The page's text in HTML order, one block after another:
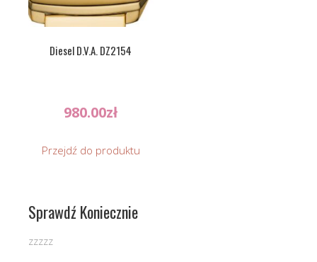
Diesel D.V.A. DZ2154
980.00zł
Przejdź do produktu
Sprawdź Koniecznie
zzzzz